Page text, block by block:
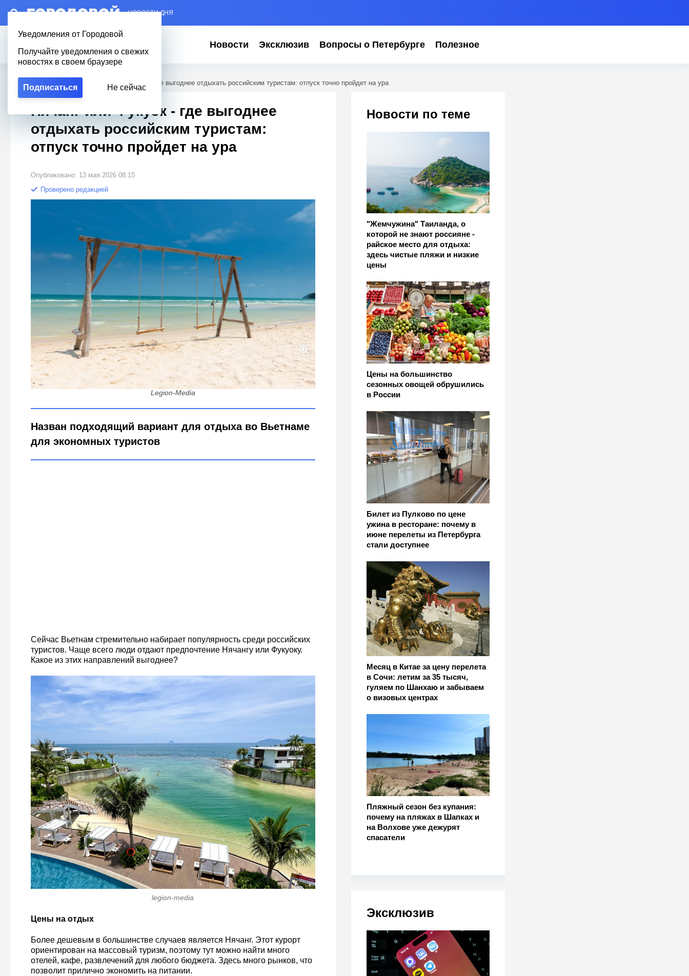
– НОВОСТИ ДНЯ
Уведомления от Городовой
Получайте уведомления о свежих
новостях в своем браузере
Подписаться Не сейчас
Новости Эксклюзив Вопросы о Петербурге Полезное
Городовой Нячанг или Фукуок - где выгоднее отдыхать российским туристам: отпуск точно пройдет на ура
Новости по теме
"Жемчужина" Таиланда, о
которой не знают россияне -
райское место для отдыха:
здесь чистые пляжи и низкие
цены
Цены на большинство
сезонных овощей обрушились
в России
Билет из Пулково по цене
ужина в ресторане: почему в
июне перелеты из Петербурга
стали доступнее
Месяц в Китае за цену перелета
в Сочи: летим за 35 тысяч,
гуляем по Шанхаю и забываем
о визовых центрах
Пляжный сезон без купания:
почему на пляжах в Шапках и
на Волхове уже дежурят
спасатели
Эксклюзив
Нячанг или Фукуок - где выгоднее
отдыхать российским туристам:
отпуск точно пройдет на ура
Опубликовано: 13 мая 2026 08:15
Проверено редакцией
Нячанг или Фукуок - где выгоднее отдыхать российским туристам: отпуск
точно пройдет на ура
Legion-Media
Назван подходящий вариант для отдыха во Вьетнаме
для экономных туристов
Сейчас Вьетнам стремительно набирает популярность среди российских
туристов. Чаще всего люди отдают предпочтение Нячангу или Фукуоку.
Какое из этих направлений выгоднее?
legion-media
Цены на отдых
Более дешевым в большинстве случаев является Нячанг. Этот курорт
ориентирован на массовый туризм, поэтому тут можно найти много
отелей, кафе, развлечений для любого бюджета. Здесь много рынков, что
позволит прилично экономить на питании.